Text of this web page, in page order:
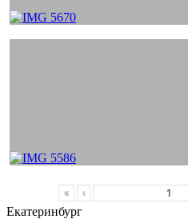
« ‹
Екатеринбург